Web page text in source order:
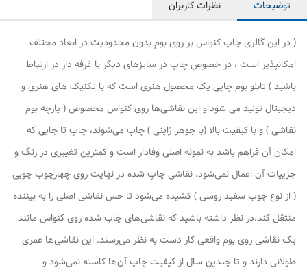
توضیحات نظرات کاربران
( در این گالری چاپ کنواس بر روی بوم بدون محدودیت در ابعاد مختلف
امکانپذیر است ، در خصوص چاپ در سایزهای دیگر با غرفه دار در ارتباط
باشید ) تابلو بوم چاپی یک محصول هنری است که با تکنیک های هنری و
دیجیتال تولید می شود و این نقاشی‌ها روی کنواس مخصوص ( پارچه بوم
نقاشی ) و با کیفیت بالا (با جوهر ژاپنی ) چاپ می‌شوند، چاپ تا جایی که
امکان آن فراهم باشد به نمونه اصلی وفادار است و کمترین تغییری در رنگ و
جزییات آن اعمال نمی‌شود. نقاشی چاپ شده در نهایت روی چهارچوب چوبی
( از نوع چوب سفید روسی ) کشیده می‌شود تا حس نقاشی اصلی را به بیننده
منتقل کند.در نظر داشته باشید که نقاشی‌های چاپ شده روی کنواس مانند
یک نقاشی روی بوم واقعی کار دست به نظر می‌رسند. این نقاشی‌ها عمری
طولانی دارند و تا چندین سال از کیفیت چاپ آن‌ها کاسته نمی‌شود و